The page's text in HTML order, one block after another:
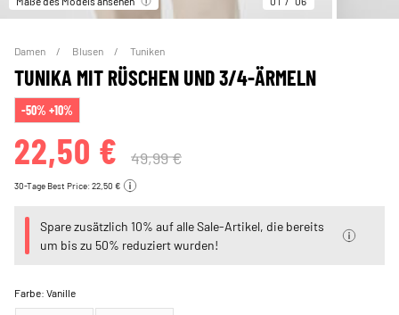
Damen Blusen Tuniken
TUNIKA MIT RÜSCHEN UND 3/4-ÄRMELN
-50% +10%
22,50 € 49,99 €
30-Tage Best Price: 22,50 €
Spare zusätzlich 10% auf alle Sale-Artikel, die bereits
um bis zu 50% reduziert wurden!
Farbe:Vanille